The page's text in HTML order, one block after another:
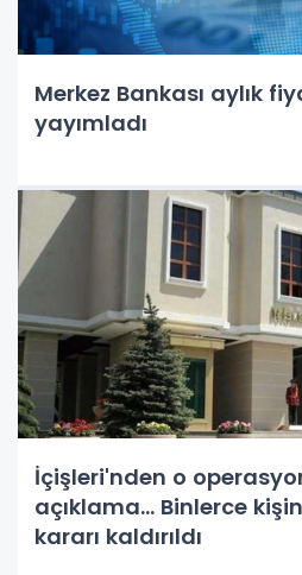
Merkez Bankası aylık
yayımladı
İçişleri'nden o
açıklama... Binlerce
kararı kaldırıldı